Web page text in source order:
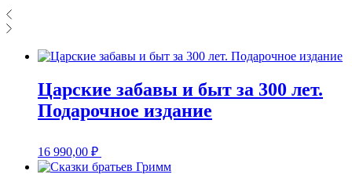
Царские забавы и быт за 300 лет.
Подарочное издание
16 990,00 ₽